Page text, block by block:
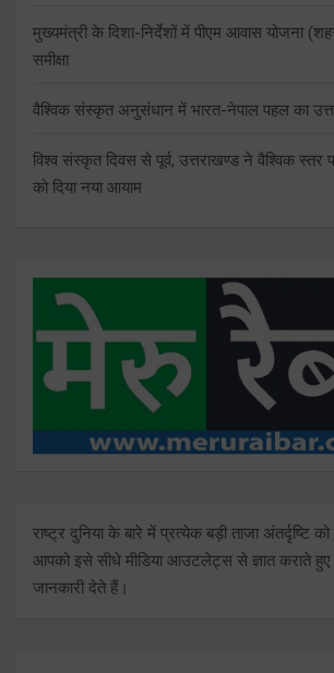
मुख्यमंत्री के दिशा-निर्देशों में पीएम आवास योजना
समीक्षा
वैश्विक संस्कृत अनुसंधान में भारत-नेपाल पहल का
विश्व संस्कृत दिवस से पूर्व, उत्तराखण्ड ने वैश्विक
को दिया नया आयाम
राष्ट्र दुनिया के बारे में प्रत्येक बड़ी ताजा अंतर्दृष्टि
आपको इसे सीधे मीडिया आउटलेट्स से ज्ञात कराते हुए
जानकारी देते हैं।